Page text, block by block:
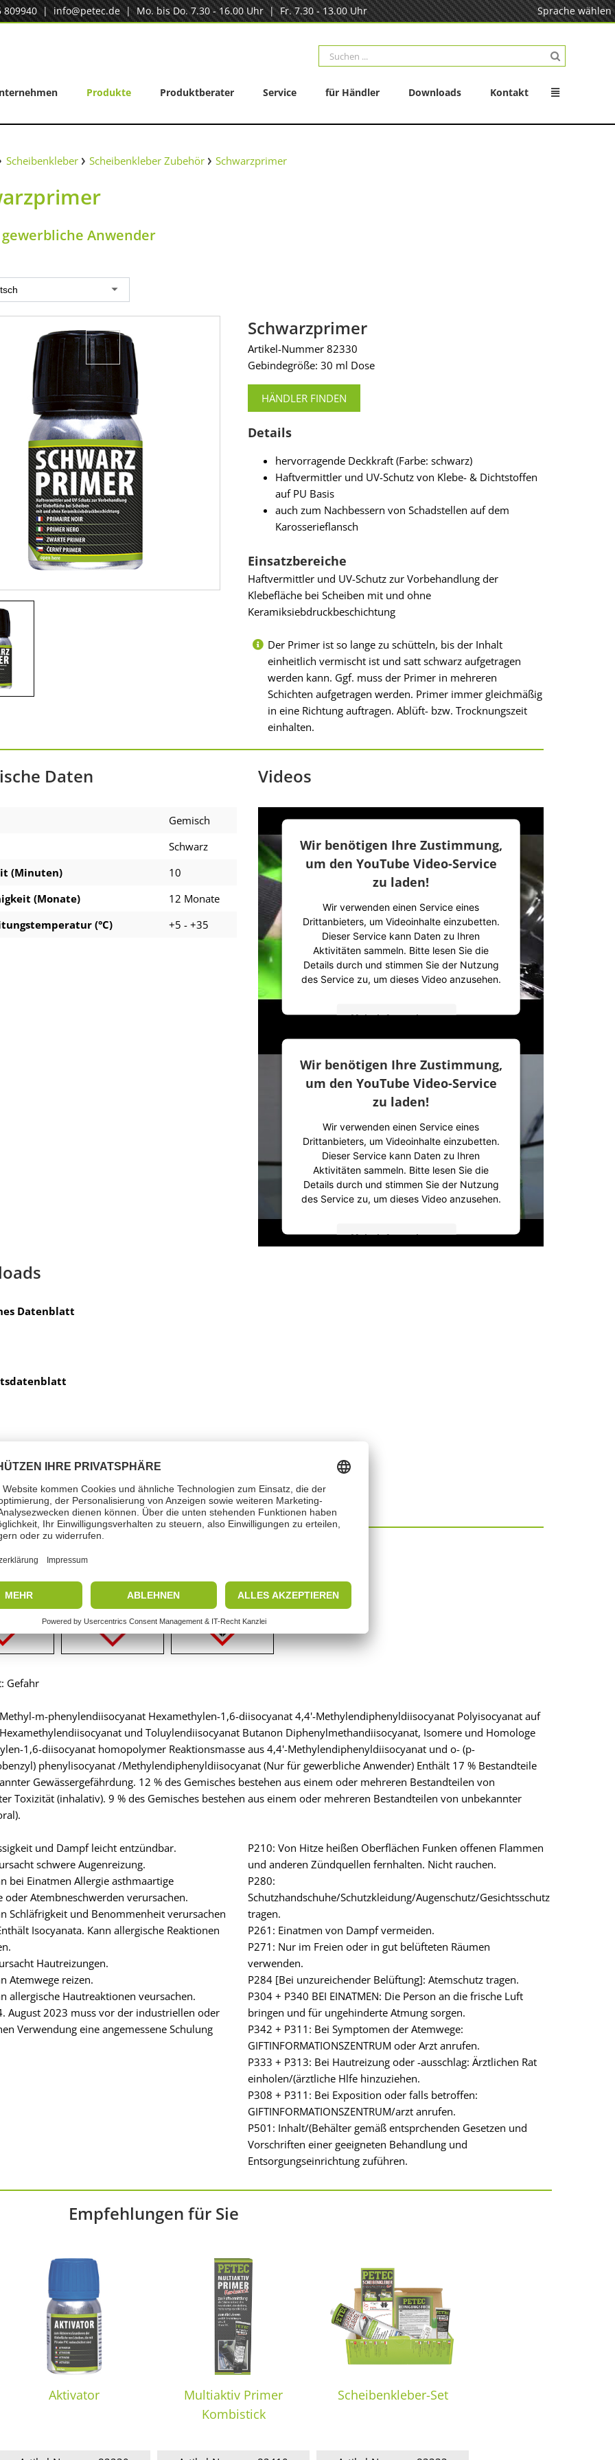
809940|info@petec.de| Mo. bis Do. 7.30 - 16.00 Uhr | Fr. 7.30 - 13.00 Uhr Sprache wählen
Suche
nach:
Produkte Produktberater Service für Händler Downloads Kontakt
Scheibenkleber Scheibenkleber Zubehör Schwarzprimer
Anwender
Schwarzprimer
Artikel-Nummer 82330
Gebindegröße: 30 ml Dose
HÄNDLER FINDEN
Details
hervorragende Deckkraft (Farbe: schwarz)
Haftvermittler und UV-Schutz von Klebe- & Dichtstoffen
auf PU Basis
auch zum Nachbessern von Schadstellen auf dem
Karosserieflansch
Einsatzbereiche
Haftvermittler und UV-Schutz zur Vorbehandlung der
Klebefläche bei Scheiben mit und ohne
Keramiksiebdruckbeschichtung
Der Primer ist so lange zu schütteln, bis der Inhalt
einheitlich vermischt ist und satt schwarz aufgetragen
werden kann. Ggf. muss der Primer in mehreren
Schichten aufgetragen werden. Primer immer gleichmäßig
in eine Richtung auftragen. Ablüft- bzw. Trocknungszeit
einhalten.
Daten
Gemisch
Schwarz
(Minuten)
10
(Monate)
12 Monate
(°C)
+5 - +35
Videos
Wir benötigen Ihre Zustimmung,
um den YouTube Video-Service
zu laden!
Wir verwenden einen Service eines
Drittanbieters, um Videoinhalte einzubetten.
Dieser Service kann Daten zu Ihren
Aktivitäten sammeln. Bitte lesen Sie die
Details durch und stimmen Sie der Nutzung
des Service zu, um dieses Video anzusehen.
Mehr Informationen
powered byUsercentrics Consent
Wir benötigen Ihre Zustimmung,
um den YouTube Video-Service
zu laden!
Wir verwenden einen Service eines
Drittanbieters, um Videoinhalte einzubetten.
Dieser Service kann Daten zu Ihren
Aktivitäten sammeln. Bitte lesen Sie die
Details durch und stimmen Sie der Nutzung
des Service zu, um dieses Video anzusehen.
Mehr Informationen
Datenblatt
Gefahr
m-phenylendiisocyanat Hexamethylen-1,6-diisocyanat 4,4'-Methylendiphenyldiisocyanat Polyisocyanat auf
und Toluylendiisocyanat Butanon Diphenylmethandiisocyanat, Isomere und Homologe
1,6-diisocyanat homopolymer Reaktionsmasse aus 4,4'-Methylendiphenyldiisocyanat und o- (p-
phenylisocyanat /Methylendiphenyldiisocyanat (Nur für gewerbliche Anwender) Enthält 17 % Bestandteile
Gewässergefährdung. 12 % des Gemisches bestehen aus einem oder mehreren Bestandteilen von
Toxizität (inhalativ). 9 % des Gemisches bestehen aus einem oder mehreren Bestandteilen von unbekannter
und Dampf leicht entzündbar.
schwere Augenreizung.
bei Einatmen Allergie asthmaartige
oder Atembneschwerden verursachen.
Schläfrigkeit und Benommenheit verursachen
Isocyanata. Kann allergische Reaktionen
Hautreizungen.
Atemwege reizen.
allergische Hautreaktionen veursachen.
August 2023 muss vor der industriellen oder
Verwendung eine angemessene Schulung
P210: Von Hitze heißen Oberflächen Funken offenen Flammen
und anderen Zündquellen fernhalten. Nicht rauchen.
P280:
Schutzhandschuhe/Schutzkleidung/Augenschutz/Gesichtsschutz
tragen.
P261: Einatmen von Dampf vermeiden.
P271: Nur im Freien oder in gut belüfteten Räumen
verwenden.
P284 [Bei unzureichender Belüftung]: Atemschutz tragen.
P304 + P340 BEI EINATMEN: Die Person an die frische Luft
bringen und für ungehinderte Atmung sorgen.
P342 + P311: Bei Symptomen der Atemwege:
GIFTINFORMATIONSZENTRUM oder Arzt anrufen.
P333 + P313: Bei Hautreizung oder -ausschlag: Ärztlichen Rat
einholen/(ärztliche Hlfe hinzuziehen.
P308 + P311: Bei Exposition oder falls betroffen:
GIFTINFORMATIONSZENTRUM/arzt anrufen.
P501: Inhalt/(Behälter gemäß entsprchenden Gesetzen und
Vorschriften einer geeigneten Behandlung und
Entsorgungseinrichtung zuführen.
Empfehlungen für Sie
Aktivator
Multiaktiv Primer
Kombistick
Scheibenkleber-Set